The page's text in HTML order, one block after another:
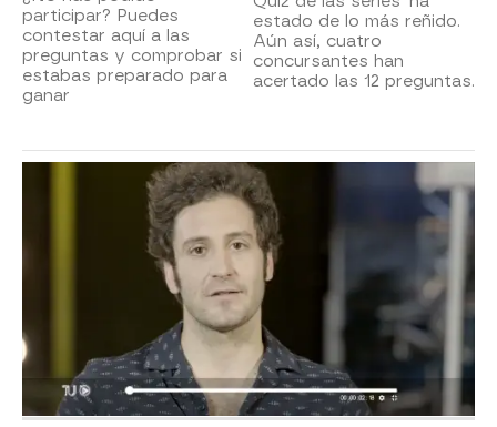
participar? Puedes
contestar aquí a las
preguntas y comprobar si
estabas preparado para
ganar
estado de lo más reñido.
Aún así, cuatro
concursantes han
acertado las 12 preguntas.